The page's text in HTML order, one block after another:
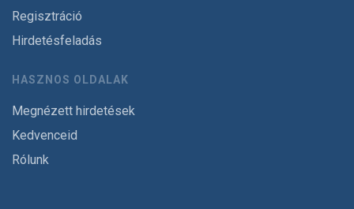
Regisztráció
Hirdetésfeladás
HASZNOS OLDALAK
Megnézett hirdetések
Kedvenceid
Rólunk